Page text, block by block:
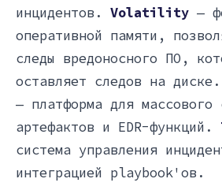
инцидентов. Volatility —
оперативной памяти,
следы вредоносного ПО,
оставляет следов на диске.
— платформа для массового
артефактов и EDR-функций.
система управления
интеграцией playbook'ов.